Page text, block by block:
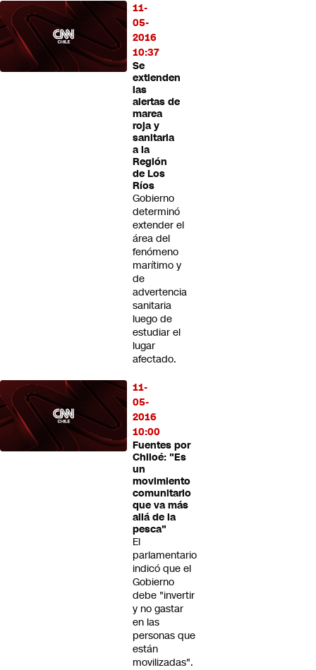
11-
05-
2016
10:37
Se
extienden
las
alertas de
marea
roja y
sanitaria
a la
Región
de Los
Ríos
Gobierno
determinó
extender el
área del
fenómeno
marítimo y
de
advertencia
sanitaria
luego de
estudiar el
lugar
afectado.
11-
05-
2016
10:00
Fuentes por
Chiloé: "Es
un
movimiento
comunitario
que va más
allá de la
pesca"
El
parlamentario
indicó que el
Gobierno
debe "invertir
y no gastar
en las
personas que
están
movilizadas".